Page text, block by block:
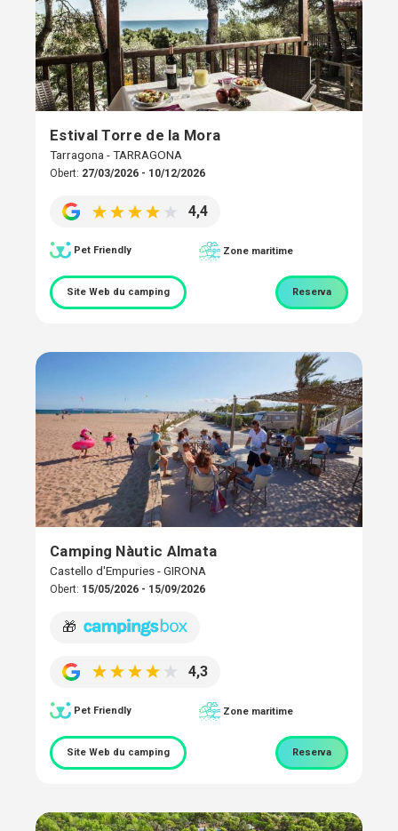
Estival Torre de la Mora
Tarragona - TARRAGONA
Obert: 27/03/2026 - 10/12/2026
4,4
Pet Friendly Zone maritime
Site Web du camping Reserva
Camping Nàutic Almata
Castello d'Empuries - GIRONA
Obert: 15/05/2026 - 15/09/2026
🎁
4,3
Pet Friendly Zone maritime
Site Web du camping Reserva